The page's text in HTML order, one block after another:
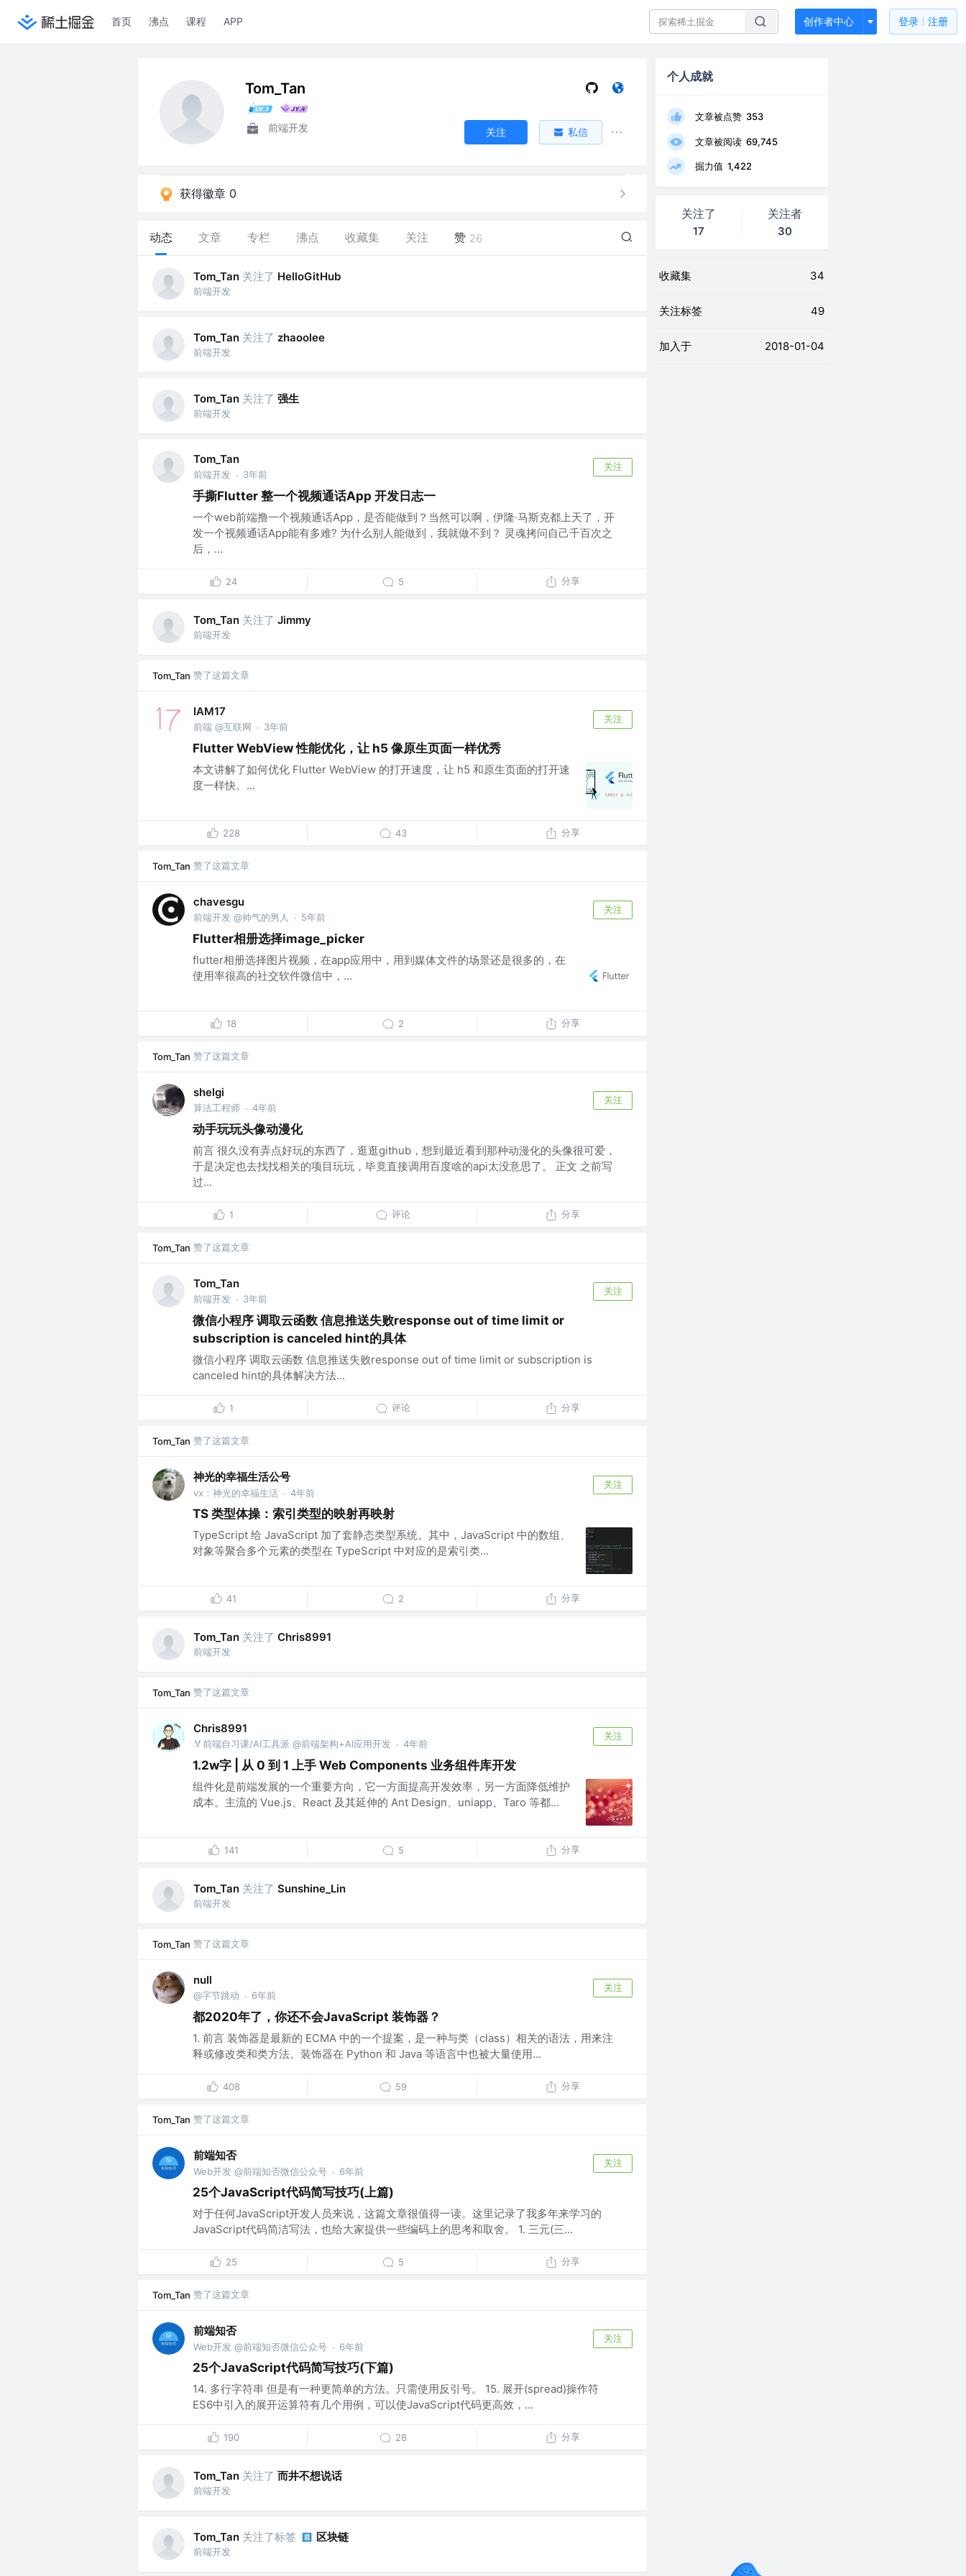
首页 沸点 课程 APP 创作者中心 登录 注册
Tom_Tan
前端开发 关注 私信
获得徽章 0
动态 文章 专栏 沸点 收藏集 关注 赞 26
Tom_Tan 关注了 HelloGitHub
前端开发
Tom_Tan 关注了 zhaoolee
前端开发
Tom_Tan 关注了 强生
前端开发
Tom_Tan
前端开发 · 3年前
关注
手撕Flutter 整一个视频通话App 开发日志一
一个web前端撸一个视频通话App，是否能做到？当然可以啊，伊隆·马斯克都上天了，开
发一个视频通话App能有多难? 为什么别人能做到，我就做不到？ 灵魂拷问自己千百次之
后，...
24 5 分享
Tom_Tan 关注了 Jimmy
前端开发
Tom_Tan 赞了这篇文章
IAM17
前端 @互联网 · 3年前
关注
Flutter WebView 性能优化，让 h5 像原生页面一样优秀
本文讲解了如何优化 Flutter WebView 的打开速度，让 h5 和原生页面的打开速
度一样快。...
228 43 分享
Tom_Tan 赞了这篇文章
chavesgu
前端开发 @帅气的男人 · 5年前
关注
Flutter相册选择image_picker
flutter相册选择图片视频，在app应用中，用到媒体文件的场景还是很多的，在
使用率很高的社交软件微信中，...
18 2 分享
Tom_Tan 赞了这篇文章
shelgi
算法工程师 · 4年前
关注
动手玩玩头像动漫化
前言 很久没有弄点好玩的东西了，逛逛github，想到最近看到那种动漫化的头像很可爱，
于是决定也去找找相关的项目玩玩，毕竟直接调用百度啥的api太没意思了。 正文 之前写
过...
1 评论 分享
Tom_Tan 赞了这篇文章
Tom_Tan
前端开发 · 3年前
关注
微信小程序 调取云函数 信息推送失败response out of time limit or
subscription is canceled hint的具体
微信小程序 调取云函数 信息推送失败response out of time limit or subscription is
canceled hint的具体解决方法...
1 评论 分享
Tom_Tan 赞了这篇文章
神光的幸福生活公号
vx：神光的幸福生活 · 4年前
关注
TS 类型体操：索引类型的映射再映射
TypeScript 给 JavaScript 加了套静态类型系统。其中，JavaScript 中的数组、
对象等聚合多个元素的类型在 TypeScript 中对应的是索引类...
41 2 分享
Tom_Tan 关注了 Chris8991
前端开发
Tom_Tan 赞了这篇文章
Chris8991
🏅前端自习课/AI工具派 @前端架构+AI应用开发 · 4年前
关注
1.2w字 | 从 0 到 1 上手 Web Components 业务组件库开发
组件化是前端发展的一个重要方向，它一方面提高开发效率，另一方面降低维护
成本。主流的 Vue.js、React 及其延伸的 Ant Design、uniapp、Taro 等都...
141 5 分享
Tom_Tan 关注了 Sunshine_Lin
前端开发
Tom_Tan 赞了这篇文章
nuIl
@字节跳动 · 6年前
关注
都2020年了，你还不会JavaScript 装饰器？
1. 前言 装饰器是最新的 ECMA 中的一个提案，是一种与类（class）相关的语法，用来注
释或修改类和类方法。装饰器在 Python 和 Java 等语言中也被大量使用...
408 59 分享
Tom_Tan 赞了这篇文章
前端知否
Web开发 @前端知否微信公众号 · 6年前
关注
25个JavaScript代码简写技巧(上篇)
对于任何JavaScript开发人员来说，这篇文章很值得一读。这里记录了我多年来学习的
JavaScript代码简洁写法，也给大家提供一些编码上的思考和取舍。 1. 三元(三...
25 5 分享
Tom_Tan 赞了这篇文章
前端知否
Web开发 @前端知否微信公众号 · 6年前
关注
25个JavaScript代码简写技巧(下篇)
14. 多行字符串 但是有一种更简单的方法。只需使用反引号。 15. 展开(spread)操作符
ES6中引入的展开运算符有几个用例，可以使JavaScript代码更高效，...
190 28 分享
Tom_Tan 关注了 而井不想说话
前端开发
Tom_Tan 关注了标签 区块链
前端开发
个人成就
文章被点赞 353
文章被阅读 69,745
掘力值 1,422
关注了
17
关注者
30
收藏集 34
关注标签 49
加入于 2018-01-04